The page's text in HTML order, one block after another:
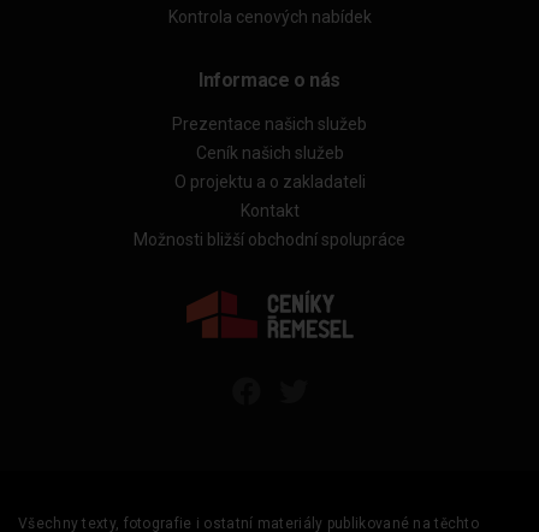
Kontrola cenových nabídek
Informace o nás
Prezentace našich služeb
Ceník našich služeb
O projektu a o zakladateli
Kontakt
Možnosti bližší obchodní spolupráce
Všechny texty, fotografie i ostatní materiály publikované na těchto